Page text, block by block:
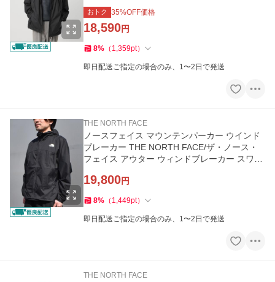
おトク 35%OFF価格
18,590円
8% （ 1,359pt）
即日配送ご指定の場合のみ、1〜2日で発送
THE NORTH FACE
ノースフェイス マウンテンパーカー ウインド
ブレーカー THE NORTH FACE/ザ・ノース・
フェイス アウター ウィンドブレーカー スワロ
19,800円
8% （ 1,449pt）
即日配送ご指定の場合のみ、1〜2日で発送
THE NORTH FACE